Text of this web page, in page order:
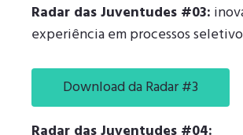
Radar das Juventudes #03:
experiência em processos
Download da Radar #3